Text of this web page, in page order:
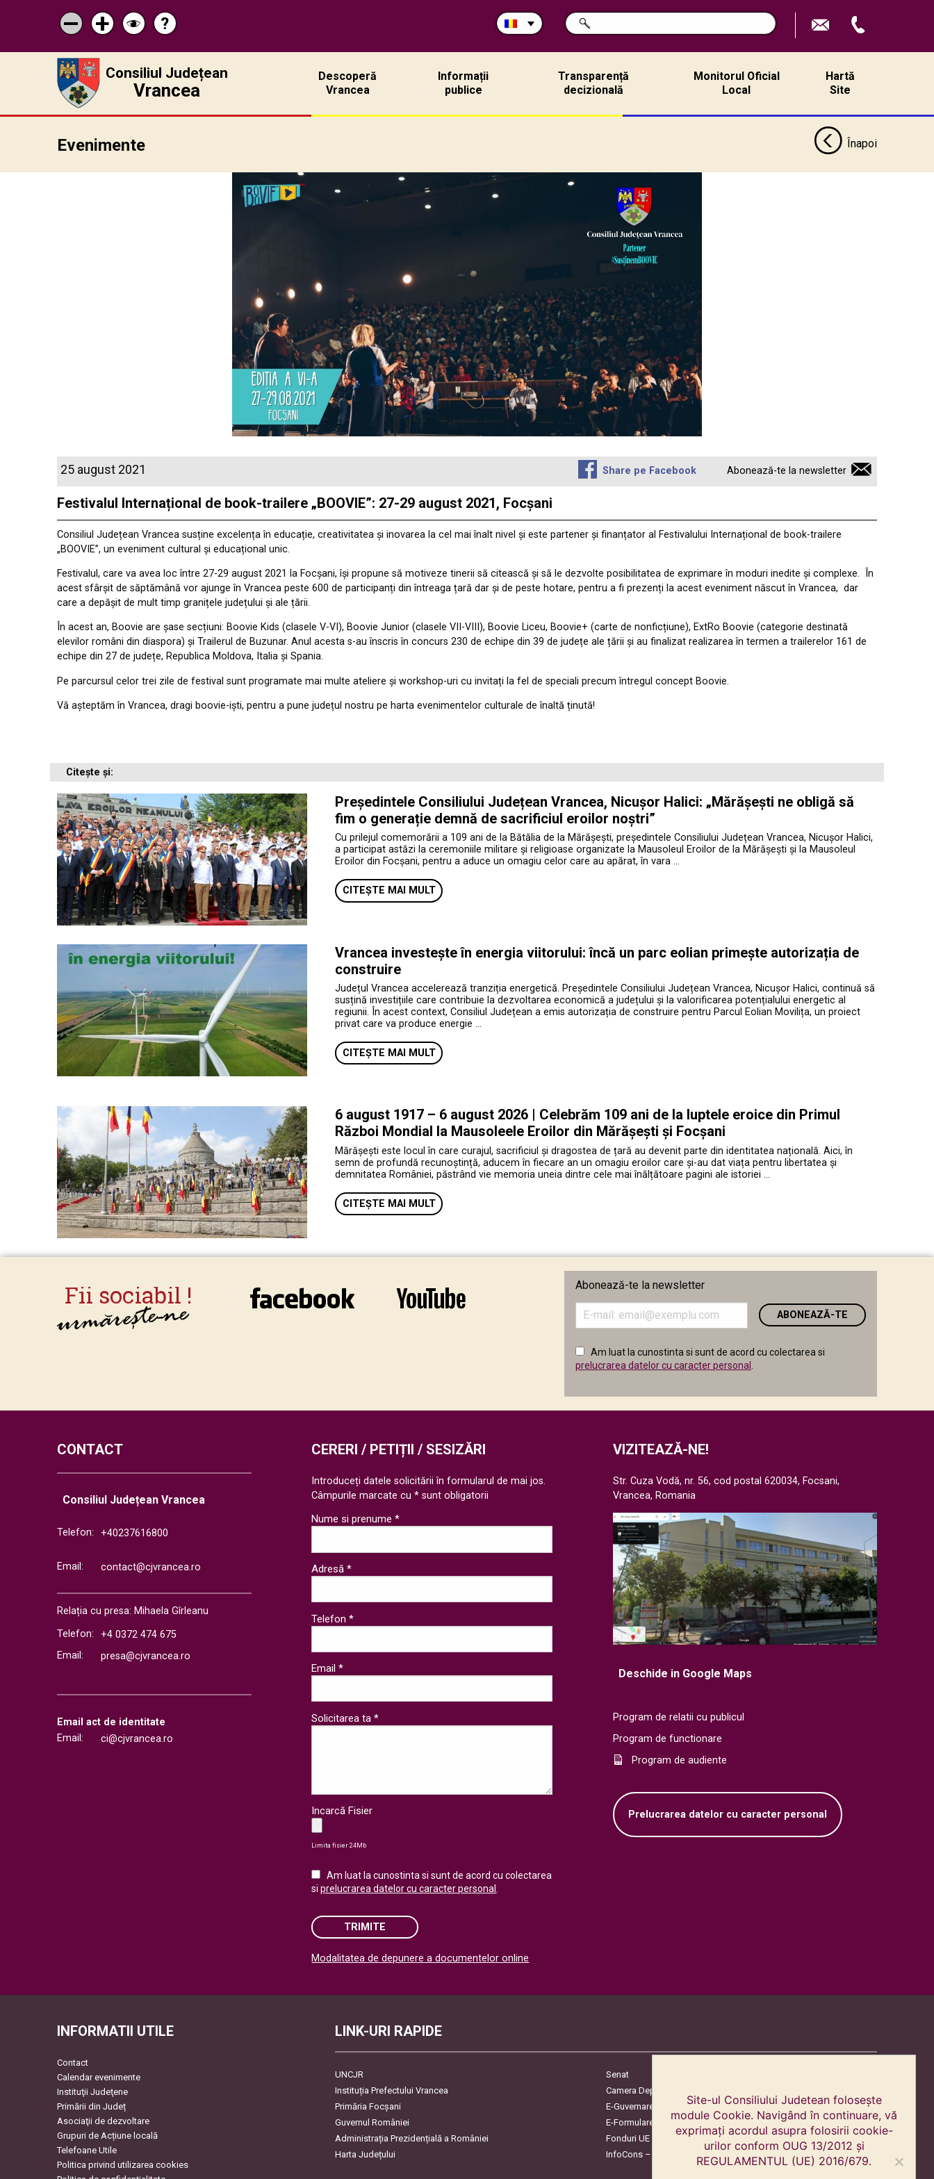
Micșorează
scrisul
Mărește
scrisul
Schimbă
contrastul
Pagina
de
ajutor
?
Caută
în
CAUTĂ
Consiliul Județean
Vrancea
Descoperă
Vrancea
Informații
publice
Transparență
decizională
Monitorul Oficial
Local
Hartă
Site
Evenimente Înapoi
25 august 2021 Share pe Facebook Abonează-te la newsletter
Festivalul Internațional de book-trailere „BOOVIE”: 27-29 august 2021, Focșani
Consiliul Județean Vrancea susține excelența în educație, creativitatea și inovarea la cel mai înalt nivel și este partener și finanțator al Festivalului Internațional de book-trailere
„BOOVIE”, un eveniment cultural și educațional unic.
Festivalul, care va avea loc între 27-29 august 2021 la Focșani, își propune să motiveze tinerii să citească și să le dezvolte posibilitatea de exprimare în moduri inedite și complexe. În
acest sfârșit de săptămână vor ajunge în Vrancea peste 600 de participanți din întreaga țară dar și de peste hotare, pentru a fi prezenți la acest eveniment născut în Vrancea, dar
care a depășit de mult timp granițele județului și ale țării.
În acest an, Boovie are șase secțiuni: Boovie Kids (clasele V-VI), Boovie Junior (clasele VII-VIII), Boovie Liceu, Boovie+ (carte de nonficțiune), ExtRo Boovie (categorie destinată
elevilor români din diaspora) și Trailerul de Buzunar. Anul acesta s-au înscris în concurs 230 de echipe din 39 de județe ale țării și au finalizat realizarea în termen a trailerelor 161 de
echipe din 27 de județe, Republica Moldova, Italia și Spania.
Pe parcursul celor trei zile de festival sunt programate mai multe ateliere și workshop-uri cu invitați la fel de speciali precum întregul concept Boovie.
Vă așteptăm în Vrancea, dragi boovie-iști, pentru a pune județul nostru pe harta evenimentelor culturale de înaltă ținută!
Citește și:
Președintele Consiliului Județean Vrancea, Nicușor Halici: „Mărășești ne obligă să
fim o generație demnă de sacrificiul eroilor noștri”
Cu prilejul comemorării a 109 ani de la Bătălia de la Mărășești, președintele Consiliului Județean Vrancea, Nicușor Halici,
a participat astăzi la ceremoniile militare și religioase organizate la Mausoleul Eroilor de la Mărășești și la Mausoleul
Eroilor din Focșani, pentru a aduce un omagiu celor care au apărat, în vara …
CITEȘTE MAI MULT
Vrancea investește în energia viitorului: încă un parc eolian primește autorizația de
construire
Județul Vrancea accelerează tranziția energetică. Președintele Consiliului Județean Vrancea, Nicușor Halici, continuă să
susțină investițiile care contribuie la dezvoltarea economică a județului și la valorificarea potențialului energetic al
regiunii. În acest context, Consiliul Județean a emis autorizația de construire pentru Parcul Eolian Movilița, un proiect
privat care va produce energie …
CITEȘTE MAI MULT
6 august 1917 – 6 august 2026 | Celebrăm 109 ani de la luptele eroice din Primul
Război Mondial la Mausoleele Eroilor din Mărășești și Focșani
Mărășești este locul în care curajul, sacrificiul și dragostea de țară au devenit parte din identitatea națională. Aici, în
semn de profundă recunoștință, aducem în fiecare an un omagiu eroilor care și-au dat viața pentru libertatea și
demnitatea României, păstrând vie memoria uneia dintre cele mai înălțătoare pagini ale istoriei …
CITEȘTE MAI MULT
Abonează-te la newsletter
Introduceți
adresa
email
în
câmpul
Am luat la cunostinta si sunt de acord cu colectarea si
prelucrarea datelor cu caracter personal
CONTACT
Consiliul Județean Vrancea
Telefon: +40237616800
Email: contact@cjvrancea.ro
Relația cu presa: Mihaela Gîrleanu
Telefon:
+4 0372 474 675
Email:
presa@cjvrancea.ro
Email act de identitate
Email:
ci@cjvrancea.ro
VIZITEAZĂ-NE!
Str. Cuza Vodă, nr. 56, cod postal 620034, Focsani,
Vrancea, Romania
Deschide in Google Maps
Program de relatii cu publicul
Program de functionare
Program de audiente
Prelucrarea datelor cu caracter personal
CERERI / PETIȚII / SESIZĂRI
Introduceți datele solicitării în formularul de mai jos.
Câmpurile marcate cu * sunt obligatorii
Nume si prenume *
Adresă *
Telefon *
Email *
Solicitarea ta *
Incarcă Fisier
Limita fisier 24Mb
Am luat la cunostinta si sunt de acord cu colectarea
siprelucrarea datelor cu caracter personal
TRIMITE
Please leave this field empty.
Modalitatea de depunere a documentelor online
INFORMATII UTILE
Contact
Calendar evenimente
Instituţii Judeţene
Primării din Județ
Asociaţii de dezvoltare
Grupuri de Acțiune locală
Telefoane Utile
Politica privind utilizarea cookies
LINK-URI RAPIDE
UNCJR
Senat
Instituția Prefectului Vrancea
Camera Deputaților
Primăria Focşani
E-Guvernare
Guvernul României
E-Formulare
Administrația Prezidențială a României
Fonduri UE
Harta Județului
InfoCons – Protecția Consumatorilor
Site-ul Consiliului Judetean folosește
module Cookie. Navigând în continuare, vă
exprimați acordul asupra folosirii cookie-
urilor conform OUG 13/2012 și
REGULAMENTUL (UE) 2016/679.